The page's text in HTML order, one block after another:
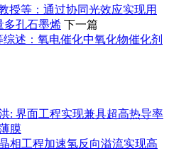
授等：通过协同光效应实现用
多孔石墨烯 下一篇
综述：氧电催化中氧化物催化剂
: 界面工程实现兼具超高热导率
膜
相工程加速氢反向溢流实现高